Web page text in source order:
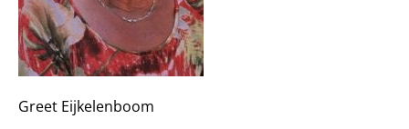
Greet Eijkelenboom